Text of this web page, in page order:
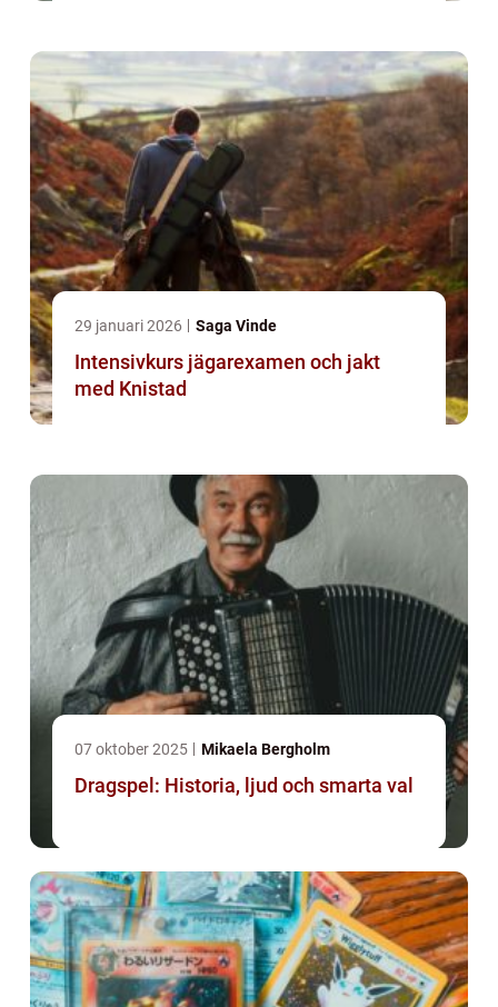
29 januari 2026 Saga Vinde
Intensivkurs jägarexamen och jakt
med Knistad
07 oktober 2025 Mikaela Bergholm
Dragspel: Historia, ljud och smarta val